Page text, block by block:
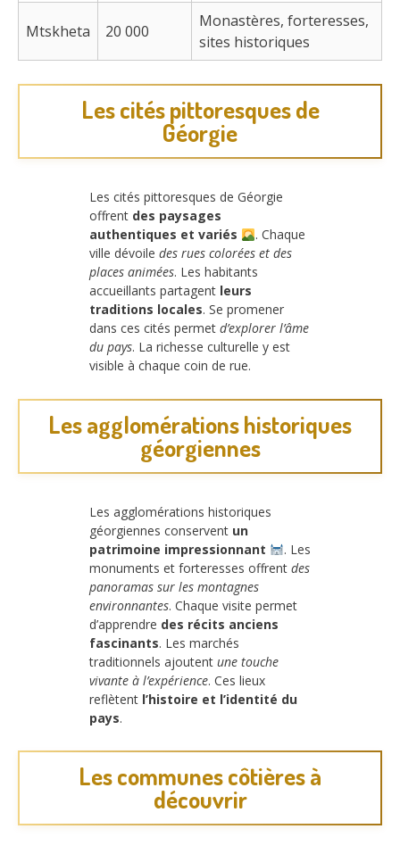
Mtskheta 20 000
Monastères, forteresses,
sites historiques
Les cités pittoresques de
Géorgie
Les cités pittoresques de Géorgie
offrent des paysages
authentiques et variés
. Chaque
ville dévoile des rues colorées et des
places animées. Les habitants
accueillants partagent leurs
traditions locales. Se promener
dans ces cités permet d’explorer l’âme
du pays. La richesse culturelle y est
visible à chaque coin de rue.
Les agglomérations historiques
géorgiennes
Les agglomérations historiques
géorgiennes conservent un
patrimoine impressionnant
. Les
monuments et forteresses offrent des
panoramas sur les montagnes
environnantes. Chaque visite permet
d’apprendre des récits anciens
fascinants. Les marchés
traditionnels ajoutent une touche
vivante à l’expérience. Ces lieux
reflètent l’histoire et l’identité du
pays.
Les communes côtières à
découvrir